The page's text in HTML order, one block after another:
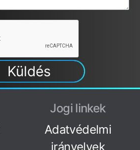
Küldés
Jogi linkek
Adatvédelmi
irányelvek